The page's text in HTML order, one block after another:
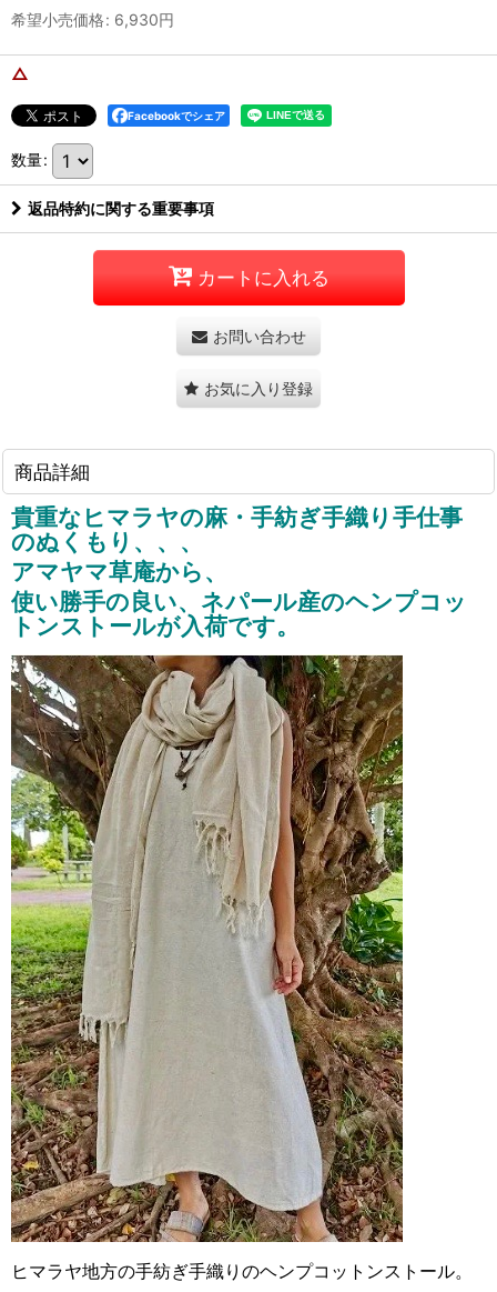
希望小売価格: 6,930円
△
Facebookでシェア
数量:
返品特約に関する重要事項
カートに入れる
お問い合わせ
お気に入り登録
商品詳細
貴重なヒマラヤの麻・手紡ぎ手織り手仕事
のぬくもり、、、
アマヤマ草庵から、
使い勝手の良い、ネパール産のヘンプコッ
トンストールが入荷です。
ヒマラヤ地方の手紡ぎ手織りのヘンプコットンストール。